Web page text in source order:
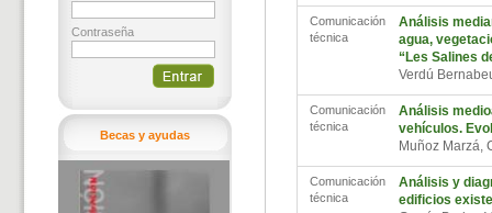
Contraseña
Becas y ayudas
Comunicación
técnica
Análisis
agua,
“Les Salines
Verdú
Comunicación
técnica
Análisis
vehículos.
Muñoz Marzá,
Comunicación
técnica
Análisis y
edificios